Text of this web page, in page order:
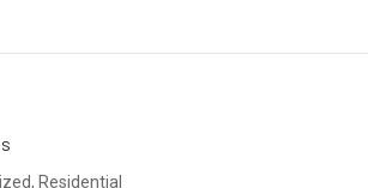
, Residential